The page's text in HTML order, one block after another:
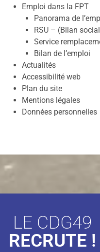
Emploi dans la FPT
Panorama de
RSU – (Bilan
Service
Bilan de l’emploi
Actualités
Accessibilité web
Plan du site
Mentions légales
Données personnelles
LE CDG49
RECRUTE !